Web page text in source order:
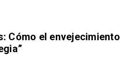
Cómo el envejecimiento